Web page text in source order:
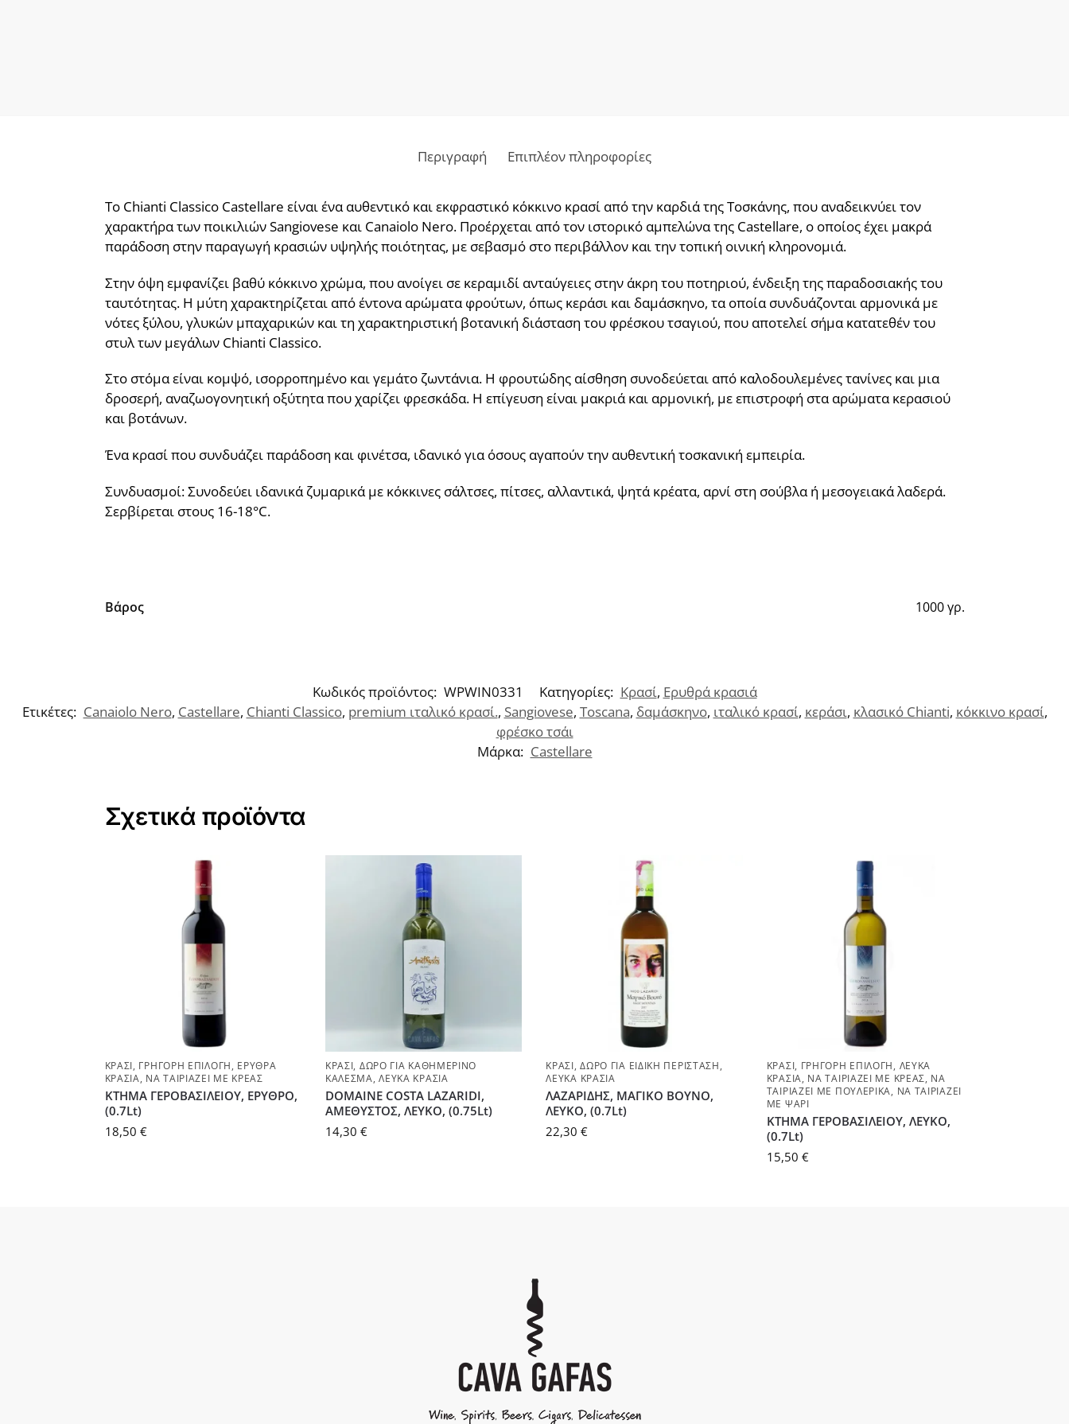
Περιγραφή Επιπλέον πληροφορίες
Το Chianti Classico Castellare είναι ένα αυθεντικό και εκφραστικό κόκκινο κρασί από την καρδιά της Τοσκάνης, που αναδεικνύει τον
χαρακτήρα των ποικιλιών Sangiovese και Canaiolo Nero. Προέρχεται από τον ιστορικό αμπελώνα της Castellare, ο οποίος έχει μακρά
παράδοση στην παραγωγή κρασιών υψηλής ποιότητας, με σεβασμό στο περιβάλλον και την τοπική οινική κληρονομιά.
Στην όψη εμφανίζει βαθύ κόκκινο χρώμα, που ανοίγει σε κεραμιδί ανταύγειες στην άκρη του ποτηριού, ένδειξη της παραδοσιακής του
ταυτότητας. Η μύτη χαρακτηρίζεται από έντονα αρώματα φρούτων, όπως κεράσι και δαμάσκηνο, τα οποία συνδυάζονται αρμονικά με
νότες ξύλου, γλυκών μπαχαρικών και τη χαρακτηριστική βοτανική διάσταση του φρέσκου τσαγιού, που αποτελεί σήμα κατατεθέν του
στυλ των μεγάλων Chianti Classico.
Στο στόμα είναι κομψό, ισορροπημένο και γεμάτο ζωντάνια. Η φρουτώδης αίσθηση συνοδεύεται από καλοδουλεμένες τανίνες και μια
δροσερή, αναζωογονητική οξύτητα που χαρίζει φρεσκάδα. Η επίγευση είναι μακριά και αρμονική, με επιστροφή στα αρώματα κερασιού
και βοτάνων.
Ένα κρασί που συνδυάζει παράδοση και φινέτσα, ιδανικό για όσους αγαπούν την αυθεντική τοσκανική εμπειρία.
Συνδυασμοί: Συνοδεύει ιδανικά ζυμαρικά με κόκκινες σάλτσες, πίτσες, αλλαντικά, ψητά κρέατα, αρνί στη σούβλα ή μεσογειακά λαδερά.
Σερβίρεται στους 16-18°C.
Βάρος 1000 γρ.
Κωδικός προϊόντος: WPWIN0331 Κατηγορίες: Κρασί, Ερυθρά κρασιά
Ετικέτες: Canaiolo Nero, Castellare, Chianti Classico, premium ιταλικό κρασί., Sangiovese, Toscana, δαμάσκηνο, ιταλικό κρασί, κεράσι, κλασικό Chianti, κόκκινο κρασί,
φρέσκο τσάι
Μάρκα: Castellare
Σχετικά προϊόντα
ΚΡΑΣΊ, ΓΡΉΓΟΡΗ ΕΠΙΛΟΓΉ , ΕΡΥΘΡΆ
ΚΡΑΣΙΆ, ΝΑ ΤΑΙΡΙΆΖΕΙ ΜΕ ΚΡΈΑΣ
ΚΤΗΜΑ ΓΕΡΟΒΑΣΙΛΕΙΟΥ, ΕΡΥΘΡΟ,
(0.7Lt)
18,50 €
ΚΡΑΣΊ, ΔΏΡΟ ΓΙΑ ΚΑΘΗΜΕΡΙΝΌ
ΚΆΛΕΣΜΑ,ΛΕΥΚΆ ΚΡΑΣΙΆ
DOMAINE COSTA LAZARIDI,
ΑΜΕΘΥΣΤΟΣ, ΛΕΥΚΟ, (0.75Lt)
14,30 €
ΚΡΑΣΊ,ΔΏΡΟ ΓΙΑ ΕΙΔΙΚΉ ΠΕΡΊΣΤΑΣΗ ,
ΛΕΥΚΆ ΚΡΑΣΙΆ
ΛΑΖΑΡΙΔΗΣ, ΜΑΓΙΚΟ ΒΟΥΝΟ,
ΛΕΥΚΟ, (0.7Lt)
22,30€
ΚΡΑΣΊ, ΓΡΉΓΟΡΗ ΕΠΙΛΟΓΉ , ΛΕΥΚΆ
ΚΡΑΣΙΆ, ΝΑ ΤΑΙΡΙΆΖΕΙ ΜΕ ΚΡΈΑΣ, ΝΑ
ΤΑΙΡΙΆΖΕΙ ΜΕ ΠΟΥΛΕΡΙΚΆ, ΝΑ ΤΑΙΡΙΆΖΕΙ
ΜΕ ΨΆΡΙ
ΚΤΗΜΑ ΓΕΡΟΒΑΣΙΛΕΙΟΥ, ΛΕΥΚΟ,
(0.7Lt)
15,50 €